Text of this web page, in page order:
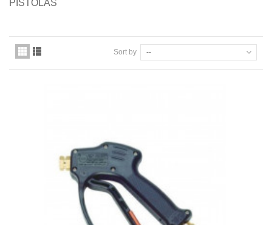
Pago seguro
Entrega
PISTOLAS
Sort by --